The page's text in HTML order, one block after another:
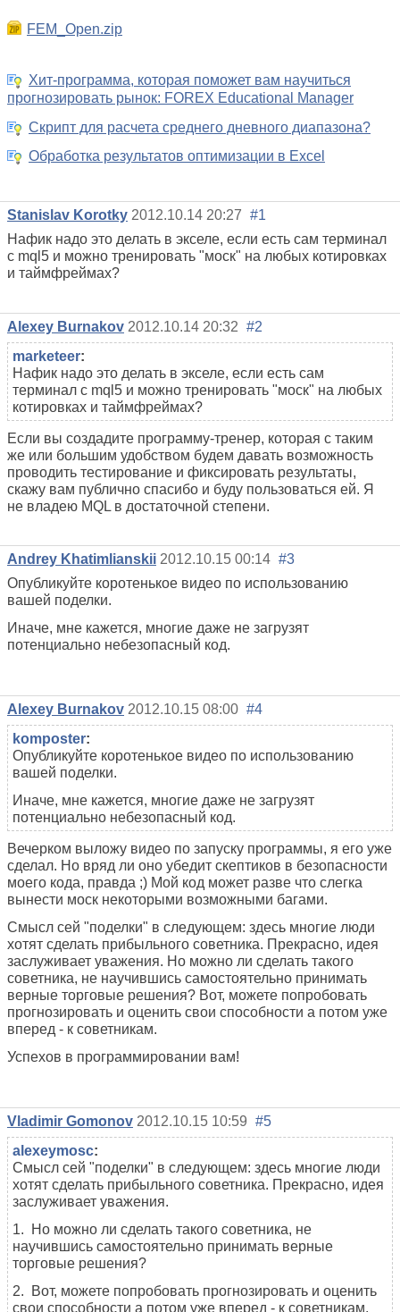
FEM_Open.zip
Хит-программа, которая поможет вам научиться
прогнозировать рынок: FOREX Educational Manager
Скрипт для расчета среднего дневного диапазона?
Обработка результатов оптимизации в Excel
Stanislav Korotky 2012.10.14 20:27 #1
Нафик надо это делать в экселе, если есть сам терминал
с mql5 и можно тренировать "моск" на любых котировках
и таймфреймах?
Alexey Burnakov 2012.10.14 20:32 #2
marketeer:
Нафик надо это делать в экселе, если есть сам
терминал с mql5 и можно тренировать "моск" на любых
котировках и таймфреймах?
Если вы создадите программу-тренер, которая с таким
же или большим удобством будем давать возможность
проводить тестирование и фиксировать результаты,
скажу вам публично спасибо и буду пользоваться ей. Я
не владею MQL в достаточной степени.
Andrey Khatimlianskii 2012.10.15 00:14 #3
Опубликуйте коротенькое видео по использованию
вашей поделки.
Иначе, мне кажется, многие даже не загрузят
потенциально небезопасный код.
Alexey Burnakov 2012.10.15 08:00 #4
komposter:
Опубликуйте коротенькое видео по использованию
вашей поделки.
Иначе, мне кажется, многие даже не загрузят
потенциально небезопасный код.
Вечерком выложу видео по запуску программы, я его уже
сделал. Но вряд ли оно убедит скептиков в безопасности
моего кода, правда ;) Мой код может разве что слегка
вынести моск некоторыми возможными багами.
Смысл сей "поделки" в следующем: здесь многие люди
хотят сделать прибыльного советника. Прекрасно, идея
заслуживает уважения. Но можно ли сделать такого
советника, не научившись самостоятельно принимать
верные торговые решения? Вот, можете попробовать
прогнозировать и оценить свои способности а потом уже
вперед - к советникам.
Успехов в программировании вам!
Vladimir Gomonov 2012.10.15 10:59 #5
alexeymosc:
Смысл сей "поделки" в следующем: здесь многие люди
хотят сделать прибыльного советника. Прекрасно, идея
заслуживает уважения.
1. Но можно ли сделать такого советника, не
научившись самостоятельно принимать верные
торговые решения?
2. Вот, можете попробовать прогнозировать и оценить
свои способности а потом уже вперед - к советникам.